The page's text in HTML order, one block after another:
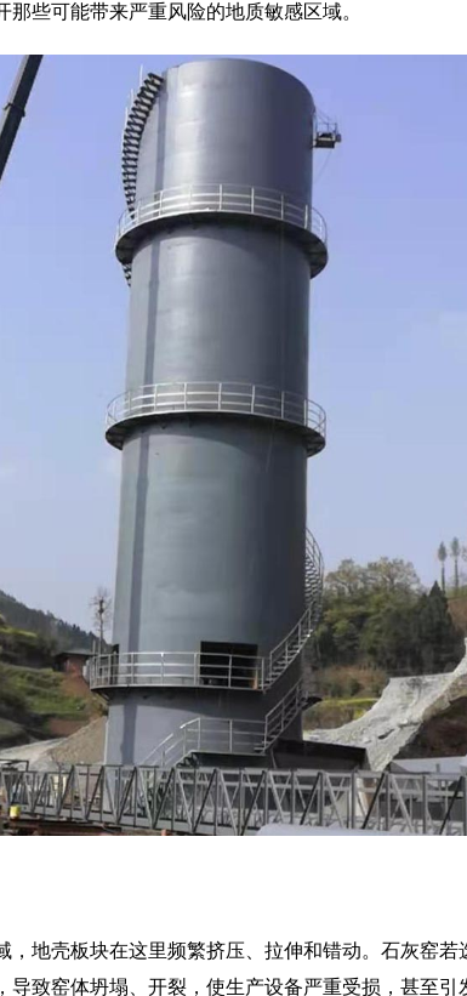
些可能带来严重风险的地质敏感区域。
地壳板块在这里频繁挤压、拉伸和错动。石灰窑若
致窑体坍塌、开裂，使生产设备严重受损，甚至引